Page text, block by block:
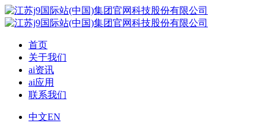
首页
关于我们
ai资讯
ai应用
联系我们
中文EN